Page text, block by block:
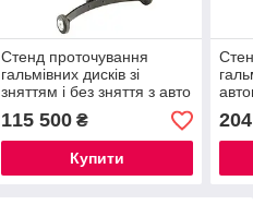
Стенд проточування
гальмівних дисків зі
зняттям і без зняття з авто
115 500₴
Купити
MAD